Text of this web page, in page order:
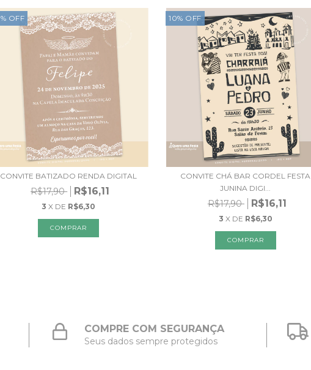
% OFF
CONVITE BATIZADO RENDA DIGITAL
R$17,90 R$16,11
3 X DE R$6,30
10% OFF
CONVITE CHÁ BAR CORDEL FESTA
JUNINA DIGI...
R$17,90 R$16,11
3 X DE R$6,30
COMPRE COM SEGURANÇA
Seus dados sempre protegidos